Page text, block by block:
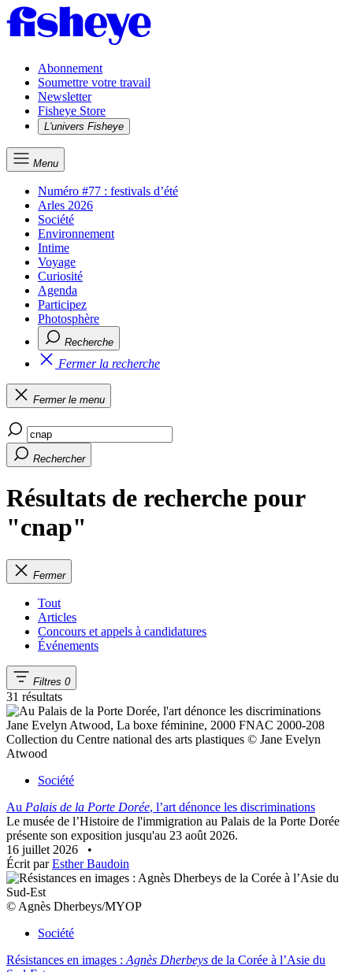
Abonnement
Soumettre votre travail
Newsletter
Fisheye Store
L'univers Fisheye
Menu
Numéro #77 : festivals d’été
Arles 2026
Société
Environnement
Intime
Voyage
Curiosité
Agenda
Participez
Photosphère
Recherche
Fermer la recherche
Fermer le menu
Rechercher
Résultats de recherche pour
"cnap"
Fermer
Tout
Articles
Concours et appels à candidatures
Événements
Filtres 0
31 résultats
Jane Evelyn Atwood, La boxe féminine, 2000 FNAC 2000-208
Collection du Centre national des arts plastiques © Jane Evelyn
Atwood
Société
Au Palais de la Porte Dorée, l’art dénonce les discriminations
Le musée de l’Histoire de l'immigration au Palais de la Porte Dorée
présente son exposition jusqu'au 23 août 2026.
16 juillet 2026
•
Écrit parEsther Baudoin
© Agnès Dherbeys/MYOP
Société
Résistances en images : Agnès Dherbeys de la Corée à l’Asie du